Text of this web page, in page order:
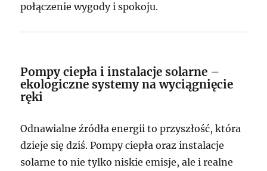
połączenie wygody i spokoju.
Pompy ciepła i instalacje solarne –
ekologiczne systemy na wyciągnięcie
ręki
Odnawialne źródła energii to przyszłość, która
dzieje się dziś. Pompy ciepła oraz instalacje
solarne to nie tylko niskie emisje, ale i realne